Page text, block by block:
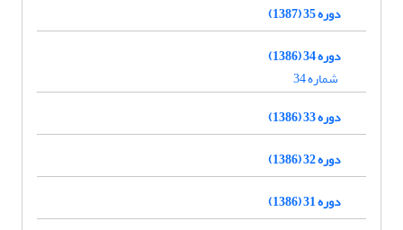
دوره 35 (1387)
دوره 34 (1386)
شماره 34
دوره 33 (1386)
دوره 32 (1386)
دوره 31 (1386)